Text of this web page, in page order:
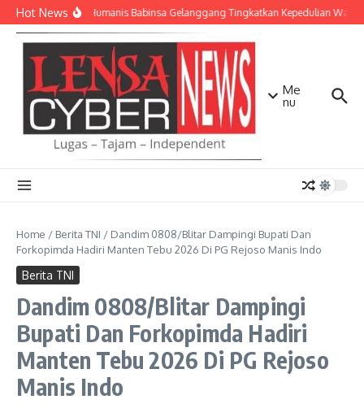
Lewati ke konten
Hot NewsPatroli Humanis Babinsa Gelanggang Tingkatkan Kepedulian
Me
nu
Home / Berita TNI / Dandim 0808/Blitar Dampingi Bupati Dan
Forkopimda Hadiri Manten Tebu 2026 Di PG Rejoso Manis Indo
Berita TNI
Dandim 0808/Blitar Dampingi
Bupati Dan Forkopimda Hadiri
Manten Tebu 2026 Di PG Rejoso
Manis Indo